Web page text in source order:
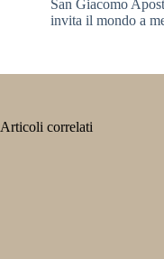
San Giacomo
invita il mondo a
Articoli correlati